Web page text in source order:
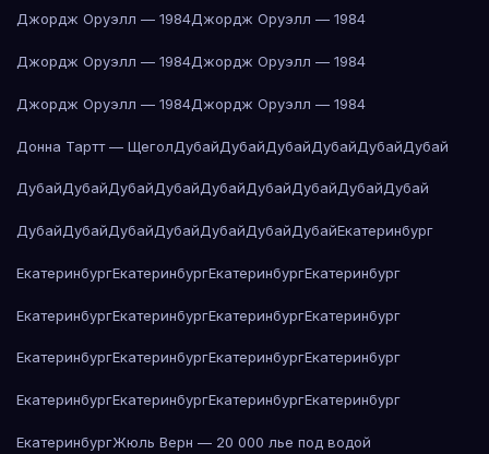
Джордж Оруэлл — 1984Джордж Оруэлл — 1984
Джордж Оруэлл — 1984Джордж Оруэлл — 1984
Джордж Оруэлл — 1984Джордж Оруэлл — 1984
Донна Тартт — ЩеголДубайДубайДубайДубайДубайДубай
ДубайДубайДубайДубайДубайДубайДубайДубайДубай
ДубайДубайДубайДубайДубайДубайДубайЕкатеринбург
ЕкатеринбургЕкатеринбургЕкатеринбургЕкатеринбург
ЕкатеринбургЕкатеринбургЕкатеринбургЕкатеринбург
ЕкатеринбургЕкатеринбургЕкатеринбургЕкатеринбург
ЕкатеринбургЕкатеринбургЕкатеринбургЕкатеринбург
ЕкатеринбургЖюль Верн — 20 000 лье под водой